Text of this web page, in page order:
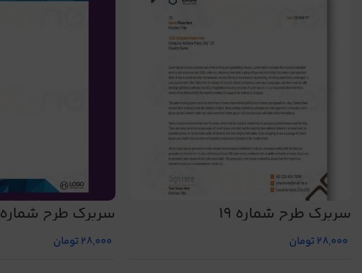
سربرگ طرح شماره 19
28,000تومان
سربرگ طرح شماره 8
28,000تومان